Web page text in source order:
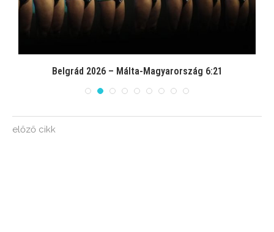
Belgrád 2026 – Málta-Magyarország 6:21
előző cikk